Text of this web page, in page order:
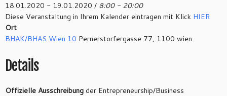
18.01.2020 - 19.01.2020 / 8:00 - 20:00
Diese Veranstaltung in Ihrem Kalender eintragen mit Klick HIER
Ort
BHAK/BHAS Wien 10 Pernerstorfergasse 77, 1100 wien
Details
Offizielle Ausschreibung der Entrepreneurship/Business